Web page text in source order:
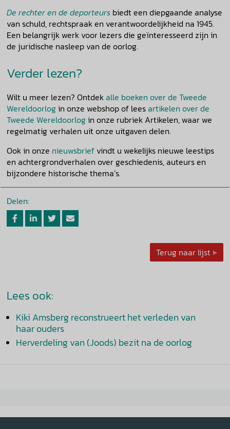
De rechter en de deporteurs biedt een diepgaande analyse
van schuld, rechtspraak en verantwoordelijkheid na 1945.
Een belangrijk werk voor lezers die geïnteresseerd zijn in
de juridische nasleep van de oorlog.
Verder lezen?
Wilt u meer lezen? Ontdekalle boeken over de Tweede
Wereldoorlogin onze webshop of leesartikelen over de
Tweede Wereldoorlogin onze rubriek Artikelen, waar we
regelmatig verhalen uit onze uitgaven delen.
Ook in onze nieuwsbrief vindt u wekelijks nieuwe leestips
en achtergrondverhalen over geschiedenis, auteurs en
bijzondere historische thema’s.
Delen:
Terug naar lijst
Lees ook:
Kiki Amsberg reconstrueert het verleden van
haar ouders
Herverdeling van (Joods) bezit na de oorlog